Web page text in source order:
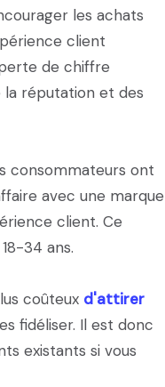
les achats
client
de chiffre
la réputation et des
consommateurs ont
avec une marque
client. Ce
34 ans.
coûteux d'attirer
fidéliser. Il est donc
existants si vous